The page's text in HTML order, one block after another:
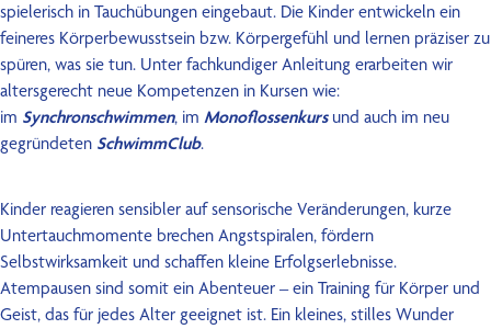
spielerisch in Tauchübungen eingebaut. Die Kinder entwickeln ein
feineres Körperbewusstsein bzw. Körpergefühl und lernen präziser zu
spüren, was sie tun. Unter fachkundiger Anleitung erarbeiten wir
altersgerecht neue Kompetenzen in Kursen wie:
im Synchronschwimmen, im Monoflossenkursund auch im neu
gegründeten SchwimmClub.
Kinder reagieren sensibler auf sensorische Veränderungen, kurze
Untertauchmomente brechen Angstspiralen, fördern
Selbstwirksamkeit und schaffen kleine Erfolgserlebnisse.
Atempausen sind somit ein Abenteuer – ein Training für Körper und
Geist, das für jedes Alter geeignet ist. Ein kleines, stilles Wunder